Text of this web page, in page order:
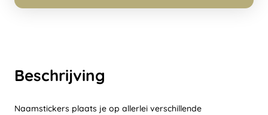
Beschrijving
Naamstickers plaats je op allerlei verschillende